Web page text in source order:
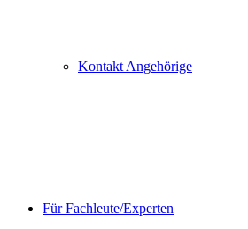
Kontakt Angehörige
Für Fachleute/Experten